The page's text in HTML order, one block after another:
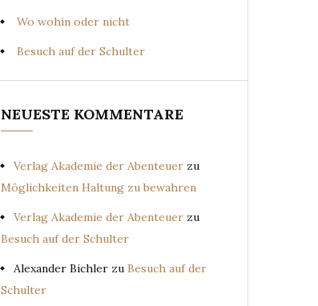
Wo wohin oder nicht
Besuch auf der Schulter
NEUESTE KOMMENTARE
Verlag Akademie der Abenteuer zu
Möglichkeiten Haltung zu bewahren
Verlag Akademie der Abenteuer zu
Besuch auf der Schulter
Alexander Bichler zu Besuch auf der
Schulter